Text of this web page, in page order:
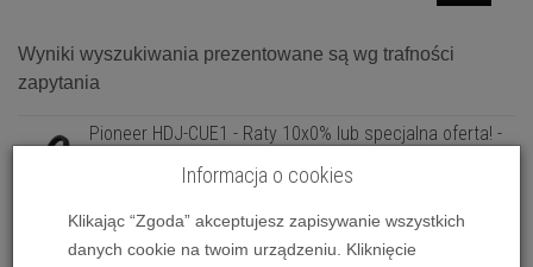
Wyniki wyszukiwania prezentowane są wg trafności
zapytania
Pioneer HDJ-CUE1 - Raty 10x0% lub specjalna oferta! -
Pioneer HDJ-CUE1BT (Czarny) - Dostawa 0zł!
425,00 zł
Informacja o cookies
Klikając “Zgoda” akceptujesz zapisywanie wszystkich
danych cookie na twoim urządzeniu. Kliknięcie